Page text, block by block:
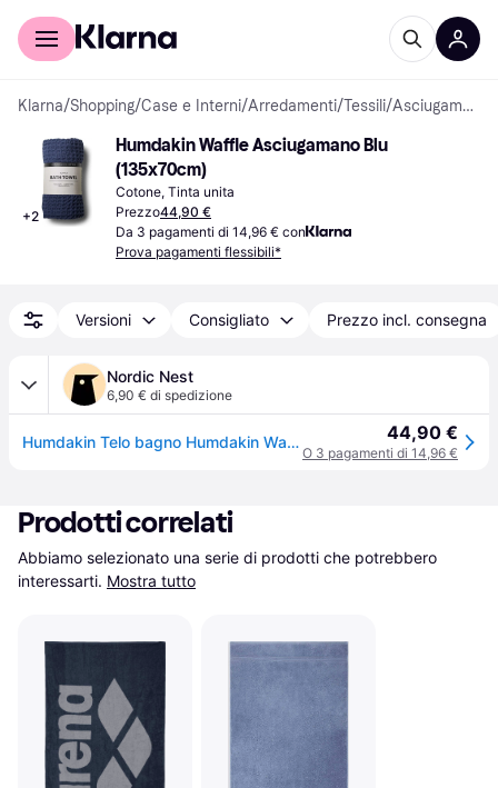
Per il tuo shopping
Klarna/Shopping/Case e Interni/Arredamenti/Tessili/ Asciugamani
+2
Humdakin Waffle Asciugamano Blu
(135x70cm)
Cotone, Tinta unita
Prezzo44,90 €
Da 3 pagamenti di 14,96 € con
Prova pagamenti flessibili*
Versioni Consigliato Prezzo incl. consegna
Nordic Nest
6,90 € di spedizione
Humdakin Telo bagno Humdakin Waffle 70x135 cm Sea blue 44,90 €
O 3 pagamenti di 14,96 €
Prodotti correlati
Abbiamo selezionato una serie di prodotti che potrebbero
interessarti. Mostra tutto